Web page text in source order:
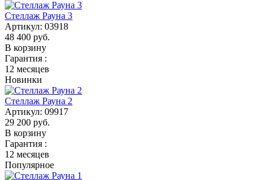
Стеллаж Рауна 3
Артикул: 03918
48 400 руб.
В корзину
Гарантия :
12 месяцев
Новинки
Стеллаж Рауна 2
Артикул: 09917
29 200 руб.
В корзину
Гарантия :
12 месяцев
Популярное